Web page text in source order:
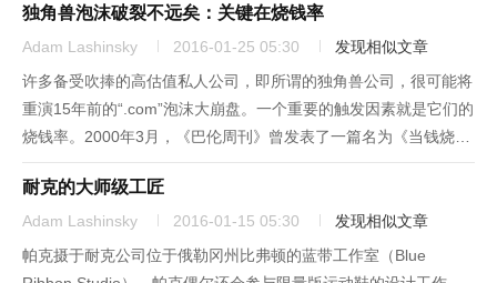
根大学念大四的知名科技博客博主马克•古尔曼和我组成专家组出
席。得知苹...
独角兽泡沫破裂不远矣：关键在烧钱率
Adam Lashinsky 2016-01-25 05:30
发现相似文章
许多备受吹捧的高估值私人公司，即所谓的独角兽公司，很可能将
重演15年前的“.com”泡沫大崩盘。一个重要的触发因素就是它们的
烧钱率。2000年3月，《巴伦周刊》曾发表了一篇名为《当钱烧
尽》的著名研究文章，其研究重点是许多不盈利的互联网公司，并
着重分析了它们的“烧钱率”——现金耗尽前的烧钱速度。该文当...
耐克的大师级工匠
Adam Lashinsky 2016-01-15 05:30
发现相似文章
帕克摄于耐克公司位于俄勒冈州比弗顿的蓝带工作室（Blue